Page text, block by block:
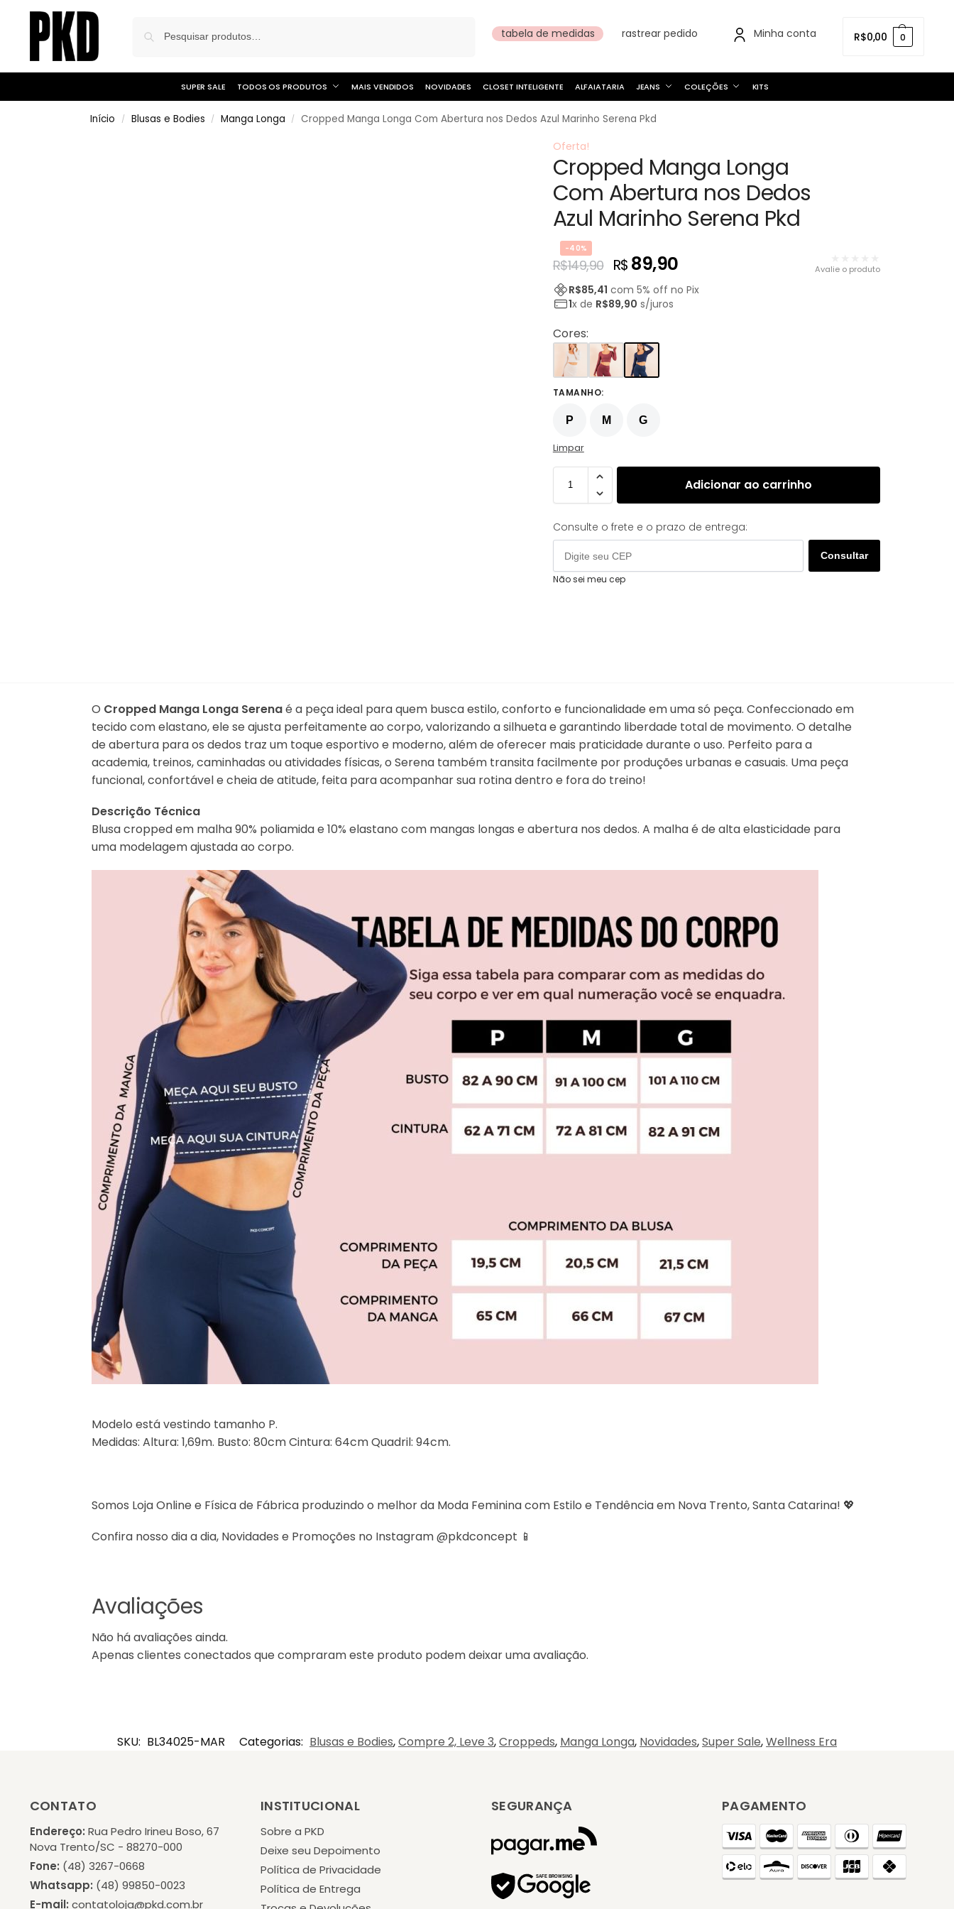
tabela de medidas rastrear pedido Minha conta R$0,00 0
SUPER SALE TODOS OS PRODUTOS MAIS VENDIDOS NOVIDADES CLOSET INTELIGENTE ALFAIATARIA JEANS COLEÇÕES KITS
Início / Blusas e Bodies / Manga Longa / Cropped Manga Longa Com Abertura nos Dedos Azul Marinho Serena Pkd
Oferta!
Cropped Manga Longa
Com Abertura nos Dedos
Azul Marinho Serena Pkd
-40%
R$149,90 R$ 89,90 Avalie o produto
R$85,41 com 5% off no Pix
1x de R$89,90 s/juros
Cores:
TAMANHO:
P M G
Limpar
Adicionar ao carrinho
Consulte o frete e o prazo de entrega:
Consultar
Não sei meu cep
O Cropped Manga Longa Serenaé a peça ideal para quem busca estilo, conforto e funcionalidade em uma só peça. Confeccionado em
tecido com elastano, ele se ajusta perfeitamente ao corpo, valorizando a silhueta e garantindo liberdade total de movimento. O detalhe
de abertura para os dedos traz um toque esportivo e moderno, além de oferecer mais praticidade durante o uso. Perfeito para a
academia, treinos, caminhadas ou atividades físicas, o Serena também transita facilmente por produções urbanas e casuais. Uma peça
funcional, confortável e cheia de atitude, feita para acompanhar sua rotina dentro e fora do treino!
Descrição Técnica
Blusa cropped em malha 90% poliamida e 10% elastano com mangas longas e abertura nos dedos. A malha é de alta elasticidade para
uma modelagem ajustada ao corpo.
Modelo está vestindo tamanho P.
Medidas: Altura: 1,69m. Busto: 80cm Cintura: 64cm Quadril: 94cm.
Somos Loja Online e Física de Fábrica produzindo o melhor da Moda Feminina com Estilo e Tendência em Nova Trento, Santa Catarina! 💖
Confira nosso dia a dia, Novidades e Promoções no Instagram @pkdconcept 📱
Avaliações
Não há avaliações ainda.
Apenas clientes conectados que compraram este produto podem deixar uma avaliação.
SKU: BL34025-MAR Categorias: Blusas e Bodies,Compre 2, Leve 3,Croppeds, Manga Longa, Novidades,Super Sale,Wellness Era
CONTATO
Endereço: Rua Pedro Irineu Boso, 67
Nova Trento/SC - 88270-000
Fone: (48) 3267-0668
Whatsapp: (48) 99850-0023
E-mail: contatoloja@pkd.com.br
INSTITUCIONAL
Sobre a PKD
Deixe seu Depoimento
Política de Privacidade
Política de Entrega
SEGURANÇA PAGAMENTO